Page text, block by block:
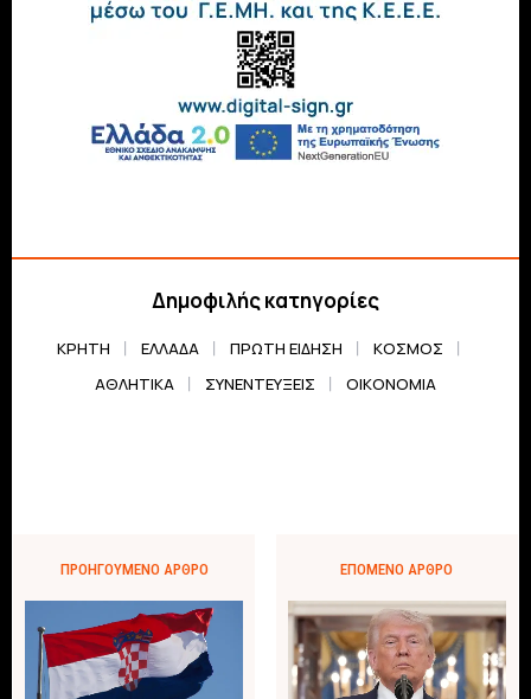
Δημοφιλής κατηγορίες
ΚΡΗΤΗ ΕΛΛΆΔΑ ΠΡΏΤΗ ΕΊΔΗΣΗ
ΚΌΣΜΟΣ
ΑΘΛΗΤΙΚΆ
ΣΥΝΕΝΤΕΎΞΕΙΣ ΟΙΚΟΝΟΜΊΑ
ΠΡΟΗΓΟΎΜΕΝΟ ΆΡΘΡΟ ΕΠΌΜΕΝΟ ΆΡΘΡΟ